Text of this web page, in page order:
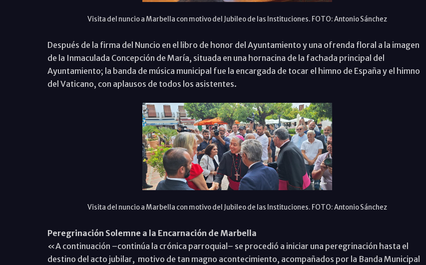
Visita del nuncio a Marbella con motivo del Jubileo de las Instituciones. FOTO: Antonio Sánchez
Después de la firma del Nuncio en el libro de honor del Ayuntamiento y una ofrenda floral a la imagen
de la Inmaculada Concepción de María, situada en una hornacina de la fachada principal del
Ayuntamiento; la banda de música municipal fue la encargada de tocar el himno de España y el himno
del Vaticano, con aplausos de todos los asistentes.
Visita del nuncio a Marbella con motivo del Jubileo de las Instituciones. FOTO: Antonio Sánchez
Peregrinación Solemne a la Encarnación de Marbella
«A continuación –continúa la crónica parroquial– se procedió a iniciar una peregrinación hasta el
destino del acto jubilar, motivo de tan magno acontecimiento, acompañados por la Banda Municipal